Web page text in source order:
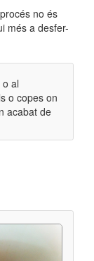
no és
més a desfer-
al
o copes on
acabat de